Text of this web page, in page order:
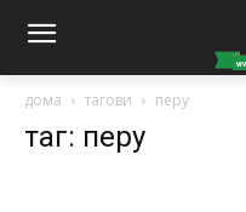
дома тагови перу
таг: перу